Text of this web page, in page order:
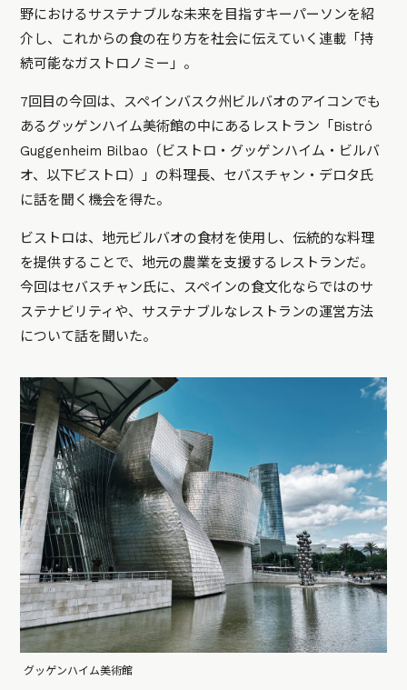
野におけるサステナブルな未来を目指すキーパーソンを紹
介し、これからの食の在り方を社会に伝えていく連載「持
続可能なガストロノミー」。
7回目の今回は、スペインバスク州ビルバオのアイコンでも
あるグッゲンハイム美術館の中にあるレストラン「Bistró
Guggenheim Bilbao（ビストロ・グッゲンハイム・ビルバ
オ、以下ビストロ）」の料理長、セバスチャン・デロタ氏
に話を聞く機会を得た。
ビストロは、地元ビルバオの食材を使用し、伝統的な料理
を提供することで、地元の農業を支援するレストランだ。
今回はセバスチャン氏に、スペインの食文化ならではのサ
ステナビリティや、サステナブルなレストランの運営方法
について話を聞いた。
グッゲンハイム美術館